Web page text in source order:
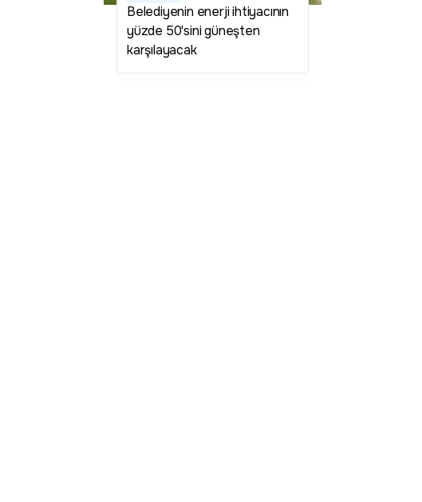
Belediyenin enerji ihtiyacının
yüzde 50'sini güneşten
karşılayacak